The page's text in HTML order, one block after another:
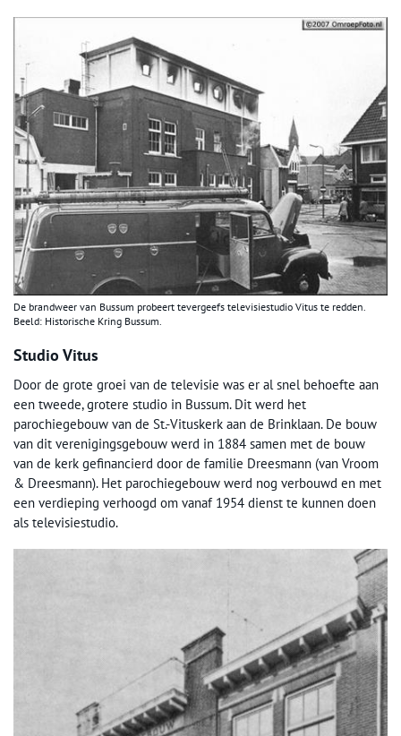
De brandweer van Bussum probeert tevergeefs televisiestudio Vitus te redden.
Beeld: Historische Kring Bussum.
Studio Vitus
Door de grote groei van de televisie was er al snel behoefte aan
een tweede, grotere studio in Bussum. Dit werd het
parochiegebouw van de St.-Vituskerk aan de Brinklaan. De bouw
van dit verenigingsgebouw werd in 1884 samen met de bouw
van de kerk gefinancierd door de familie Dreesmann (van Vroom
& Dreesmann). Het parochiegebouw werd nog verbouwd en met
een verdieping verhoogd om vanaf 1954 dienst te kunnen doen
als televisiestudio.